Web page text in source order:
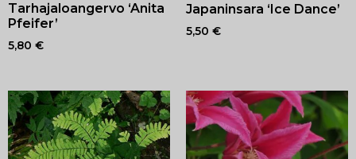
Tarhajaloangervo ‘Anita
Pfeifer’
5,80 €
Japaninsara ‘Ice Dance’
5,50 €